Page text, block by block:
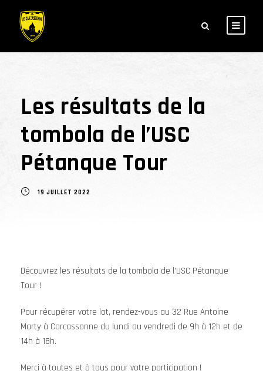
Les résultats de la
tombola de l’USC
Pétanque Tour
19 JUILLET 2022
Découvrez les résultats de la tombola de l’USC Pétanque
Tour !
Pour récupérer votre lot, rendez-vous au 32 Rue Antoine
Marty à Carcassonne du lundi au vendredi de 9h à 12h et de
14h à 18h.
Merci à toutes et à tous pour votre participation !